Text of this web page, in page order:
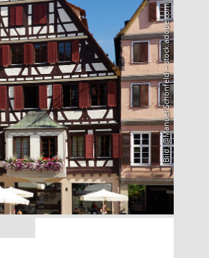
Bild: @Manuel Schönfeld – stock.adobe.com